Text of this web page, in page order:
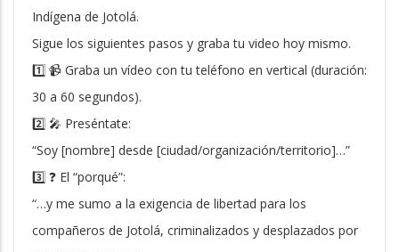
Indígena de Jotolá.
Sigue los siguientes pasos y graba tu video hoy mismo.
1️⃣ 📹 Graba un vídeo con tu teléfono en vertical (duración:
30 a 60 segundos).
2️⃣ 🎤 Preséntate:
“Soy [nombre] desde [ciudad/organización/territorio]…”
3️⃣ ❓ El “porqué”:
“…y me sumo a la exigencia de libertad para los
compañeros de Jotolá, criminalizados y desplazados por